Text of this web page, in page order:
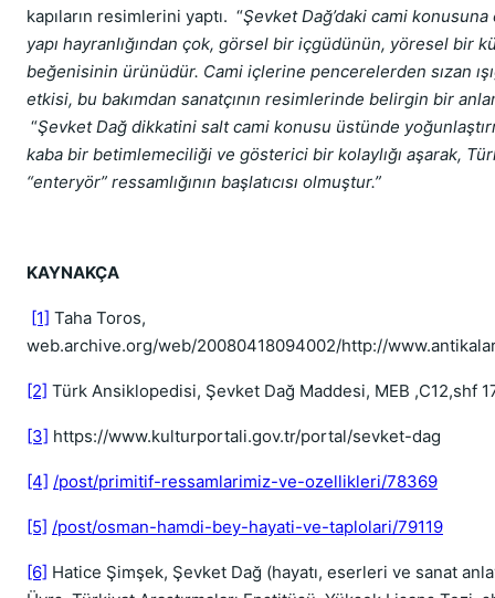
kapıların resimlerini yaptı. “Şevket Dağ’daki cami
yapı hayranlığından çok, görsel bir içgüdünün, yöresel bir
beğenisinin ürünüdür. Cami içlerine pencerelerden sızan
etkisi, bu bakımdan sanatçının resimlerinde belirgin bir
“Şevket Dağ dikkatini salt cami konusu üstünde
kaba bir betimlemeciliği ve gösterici bir kolaylığı aşarak,
“enteryör” ressamlığının başlatıcısı olmuştur.”
KAYNAKÇA
[1] Taha Toros,
web.archive.org/web/20080418094002/http://
[2] Türk Ansiklopedisi, Şevket Dağ Maddesi, MEB ,C12,shf
[3] https://www.kulturportali.gov.tr/portal/sevket-dag
[4] /post/primitif-ressamlarimiz-ve-ozellikleri/78369
[5] /post/osman-hamdi-bey-hayati-ve-taplolari/79119
[6] Hatice Şimşek, Şevket Dağ (hayatı, eserleri ve sanat